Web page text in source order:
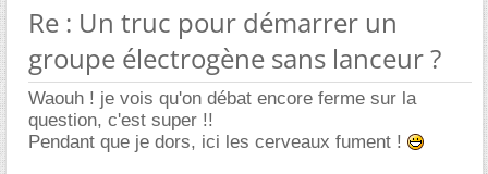
Re : Un truc pour démarrer un
groupe électrogène sans lanceur ?
Waouh ! je vois qu'on débat encore ferme sur la
question, c'est super !!
Pendant que je dors, ici les cerveaux fument !